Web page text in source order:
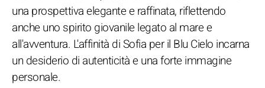
una prospettiva elegante e raffinata, riflettendo
anche uno spirito giovanile legato al mare e
all'avventura. L'affinità di Sofia per il Blu Cielo incarna
un desiderio di autenticità e una forte immagine
personale.